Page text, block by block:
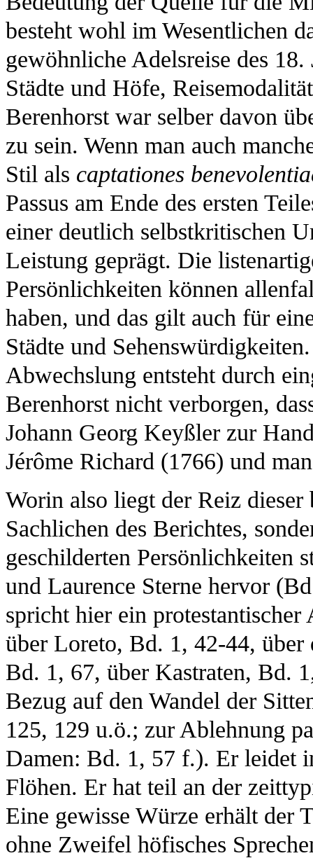
besteht wohl im Wesentlichen
gewöhnliche Adelsreise des
Städte und Höfe,
Berenhorst war selber davon
zu sein. Wenn man auch
Stil als captationes
Passus am Ende des ersten
einer deutlich selbstkritischen
Leistung geprägt. Die
Persönlichkeiten können
haben, und das gilt auch für
Städte und
Abwechslung entsteht durch
Berenhorst nicht verborgen,
Johann Georg Keyßler zur
Jérôme Richard (1766) und
Worin also liegt der Reiz
Sachlichen des Berichtes,
geschilderten Persönlichkeiten
und Laurence Sterne hervor
spricht hier ein
über Loreto, Bd. 1, 42-44, über
Bd. 1, 67, über Kastraten, Bd.
Bezug auf den Wandel der
125, 129 u.ö.; zur Ablehnung
Damen: Bd. 1, 57 f.). Er leidet
Flöhen. Er hat teil an der
Eine gewisse Würze erhält der
ohne Zweifel höfisches